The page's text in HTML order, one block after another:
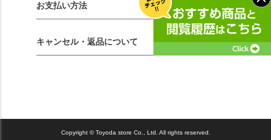
お支払い方法
キャンセル・返品について
Copyright © Toyoda store Co., Ltd. All rights reserved.